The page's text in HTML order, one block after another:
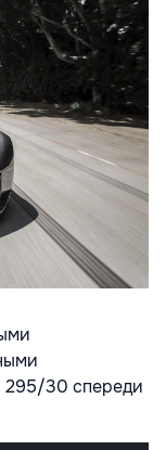
30 спереди